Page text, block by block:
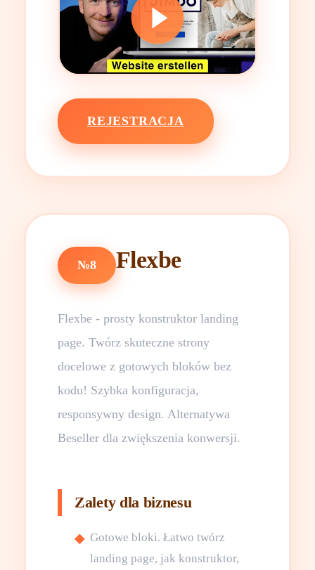
REJESTRACJA
№8 Flexbe
Flexbe - prosty konstruktor landing
page. Twórz skuteczne strony
docelowe z gotowych bloków bez
kodu! Szybka konfiguracja,
responsywny design. Alternatywa
Beseller dla zwiększenia konwersji.
Zalety dla biznesu
Gotowe bloki. Łatwo twórz
landing page, jak konstruktor,